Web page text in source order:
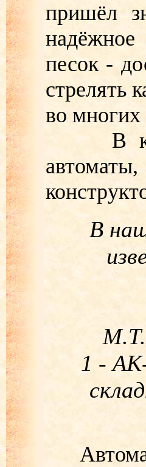
пришёл
песок -
стрелять
во многих
В
В
1 -
Автомат